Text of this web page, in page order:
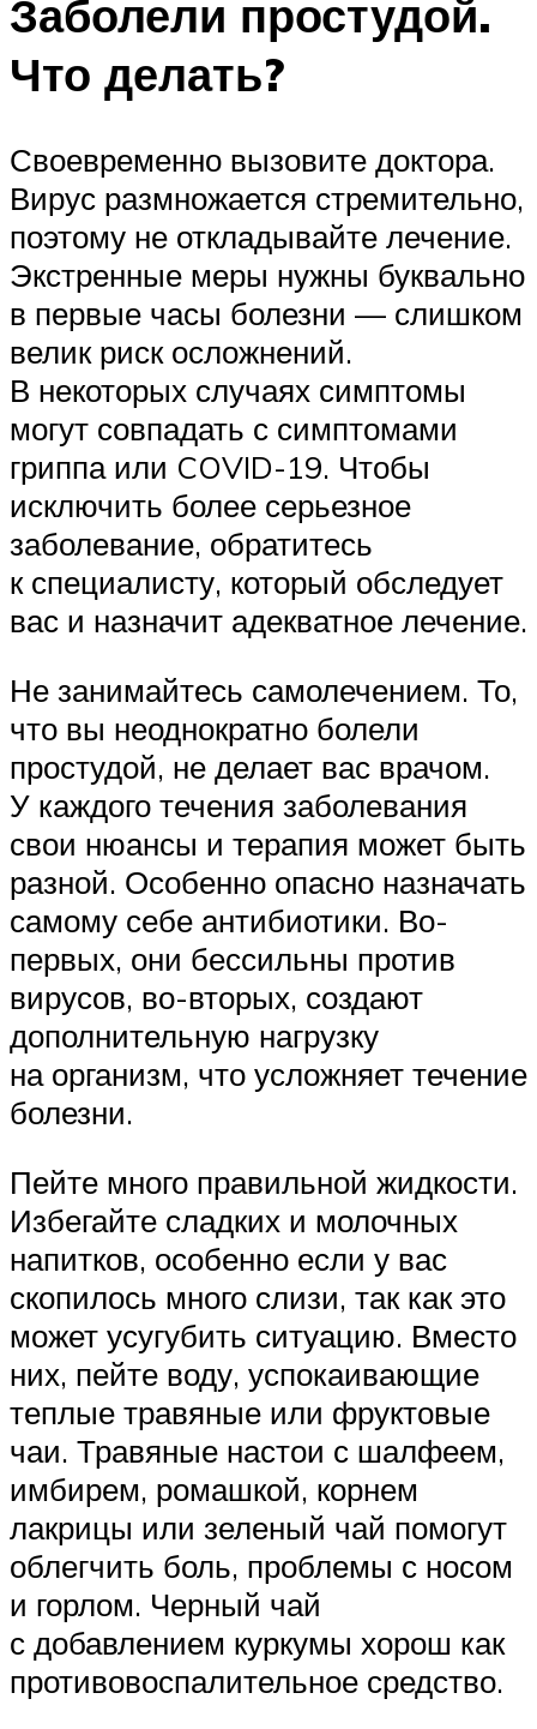
Заболели простудой.
Что делать?
Своевременно вызовите доктора.
Вирус размножается стремительно,
поэтому не откладывайте лечение.
Экстренные меры нужны буквально
в первые часы болезни — слишком
велик риск осложнений.
В некоторых случаях симптомы
могут совпадать с симптомами
гриппа или COVID-19. Чтобы
исключить более серьезное
заболевание, обратитесь
к специалисту, который обследует
вас и назначит адекватное лечение.
Не занимайтесь самолечением. То,
что вы неоднократно болели
простудой, не делает вас врачом.
У каждого течения заболевания
свои нюансы и терапия может быть
разной. Особенно опасно назначать
самому себе антибиотики. Во-
первых, они бессильны против
вирусов, во-вторых, создают
дополнительную нагрузку
на организм, что усложняет течение
болезни.
Пейте много правильной жидкости.
Избегайте сладких и молочных
напитков, особенно если у вас
скопилось много слизи, так как это
может усугубить ситуацию. Вместо
них, пейте воду, успокаивающие
теплые травяные или фруктовые
чаи. Травяные настои с шалфеем,
имбирем, ромашкой, корнем
лакрицы или зеленый чай помогут
облегчить боль, проблемы с носом
и горлом. Черный чай
с добавлением куркумы хорош как
противовоспалительное средство.